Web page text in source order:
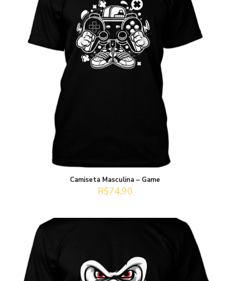
Camiseta Masculina – Game
R$74,90